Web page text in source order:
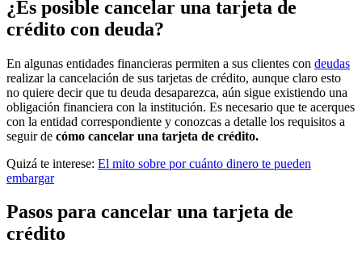
¿Es posible cancelar una tarjeta de
crédito con deuda?
En algunas entidades financieras permiten a sus clientes con deudas
realizar la cancelación de sus tarjetas de crédito, aunque claro esto
no quiere decir que tu deuda desaparezca, aún sigue existiendo una
obligación financiera con la institución. Es necesario que te acerques
con la entidad correspondiente y conozcas a detalle los requisitos a
seguir de cómo cancelar una tarjeta de crédito.
Quizá te interese: El mito sobre por cuánto dinero te pueden
embargar
Pasos para cancelar una tarjeta de
crédito